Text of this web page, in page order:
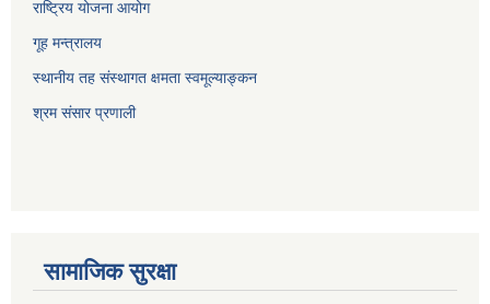
राष्ट्रिय योजना आयोग
गूह मन्त्रालय
स्थानीय तह संस्थागत क्षमता स्वमूल्याङ्कन
श्रम संसार प्रणाली
सामाजिक सुरक्षा